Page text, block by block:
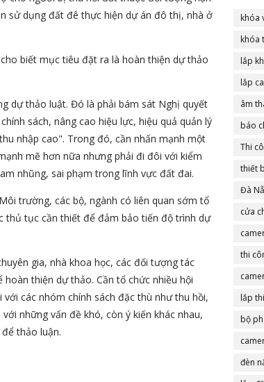
sử dụng đất đê thực hiện dự án đô thị, nhà ở
biết mục tiêu đặt ra là hoàn thiện dự thảo
dự thảo luật. Đó là phải bám sát Nghị quyết
sách, nâng cao hiệu lực, hiệu quả quản lý
nhập cao". Trong đó, cần nhấn mạnh một
mẽ hơn nữa nhưng phải đi đôi với kiểm
nhũng, sai phạm trong lĩnh vực đất đai.
trường, các bộ, ngành có liên quan sớm tổ
thủ tục cần thiết để đảm bảo tiến độ trình dự
gia, nhà khoa học, các đối tượng tác
thiện dự thảo. Cần tổ chức nhiều hội
các nhóm chính sách đặc thù như thu hồi,
những vấn đề khó, còn ý kiến khác nhau,
thảo luận.
khóa
khóa
lắp
lắp
âm
báo
Thi
thiết
Đà
cửa
thi
lắp
bộ
đèn